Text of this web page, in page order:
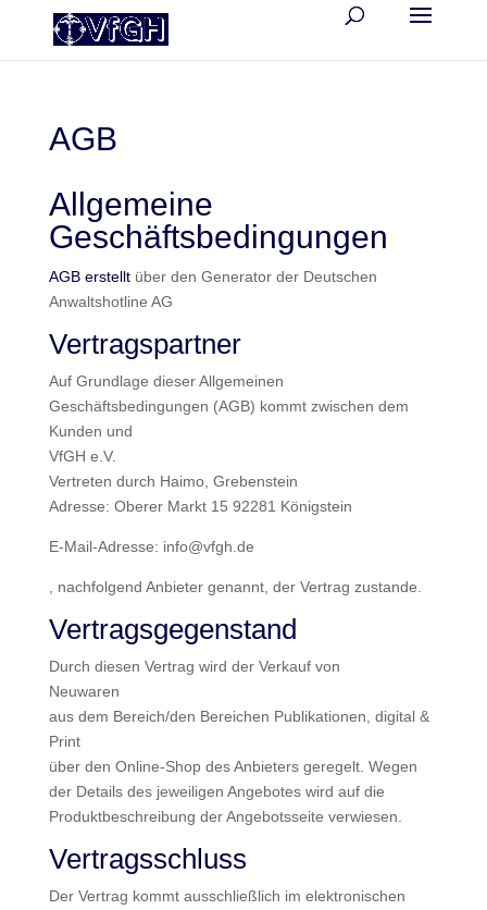
AGB
Allgemeine
Geschäftsbedingungen
AGB erstelltüber den Generator der Deutschen
Anwaltshotline AG
Vertragspartner
Auf Grundlage dieser Allgemeinen
Geschäftsbedingungen (AGB) kommt zwischen dem
Kunden und
VfGH e.V.
Vertreten durch Haimo, Grebenstein
Adresse: Oberer Markt 15 92281 Königstein
E-Mail-Adresse: info@vfgh.de
, nachfolgend Anbieter genannt, der Vertrag zustande.
Vertragsgegenstand
Durch diesen Vertrag wird der Verkauf von
Neuwaren
aus dem Bereich/den Bereichen Publikationen, digital &
Print
über den Online-Shop des Anbieters geregelt. Wegen
der Details des jeweiligen Angebotes wird auf die
Produktbeschreibung der Angebotsseite verwiesen.
Vertragsschluss
Der Vertrag kommt ausschließlich im elektronischen